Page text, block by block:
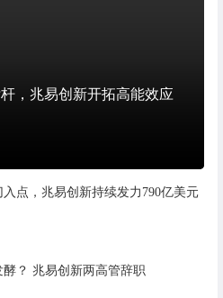
，兆易创新开拓高能效应
入点，兆易创新持续发力790亿美元
？ 兆易创新两高管辞职